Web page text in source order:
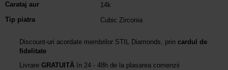
Carataj aur
14k
Tip piatra
Cubic Zirconia
Discount-uri acordate membrilor STIL Diamonds, prin cardul de
fidelitate
Livrare GRATUITĂ în 24 - 48h de la plasarea comenzii